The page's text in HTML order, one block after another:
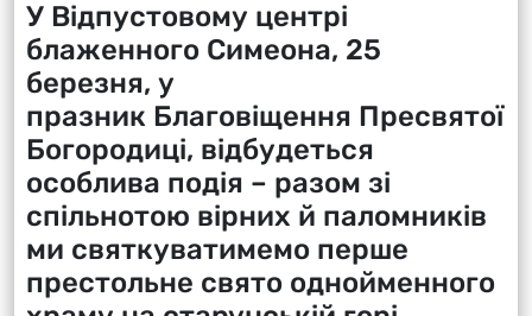
У Відпустовому центрі
блаженного Симеона, 25
березня, у
празник Благовіщення Пресвятої
Богородиці, відбудеться
особлива подія – разом зі
спільнотою вірних й паломників
ми святкуватимемо перше
престольне свято однойменного